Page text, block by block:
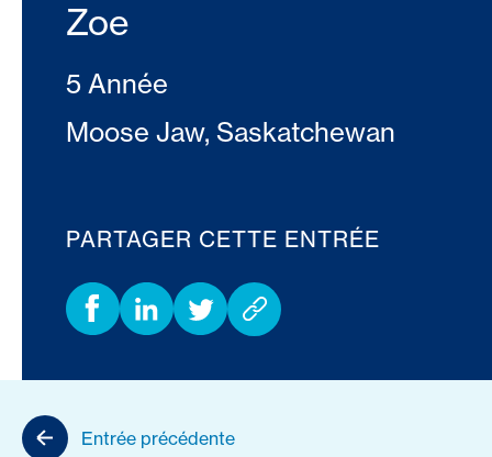
Zoe
5 Année
Moose Jaw, Saskatchewan
PARTAGER CETTE ENTRÉE
Entrée précédente